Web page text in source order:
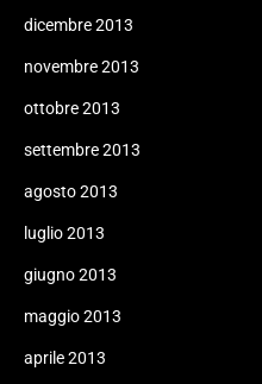
dicembre 2013
novembre 2013
ottobre 2013
settembre 2013
agosto 2013
luglio 2013
giugno 2013
maggio 2013
aprile 2013